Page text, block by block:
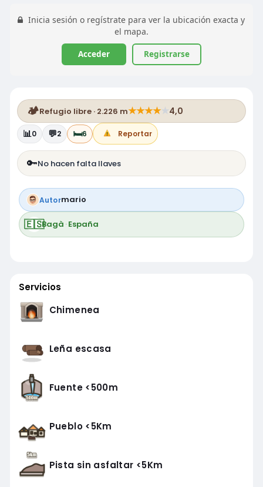
Inicia sesión o regístrate para ver la ubicación exacta y
el mapa.
Acceder Registrarse
🏕️Refugio libre · 2.226 m★★★★★4,0
📊0 💬2 🛏️6 Reportar
🔑No hacen falta llaves
Autormario
🇪🇸Bagà ·España
Servicios
Chimenea
Leña escasa
Fuente <500m
Pueblo <5Km
Pista sin asfaltar <5Km